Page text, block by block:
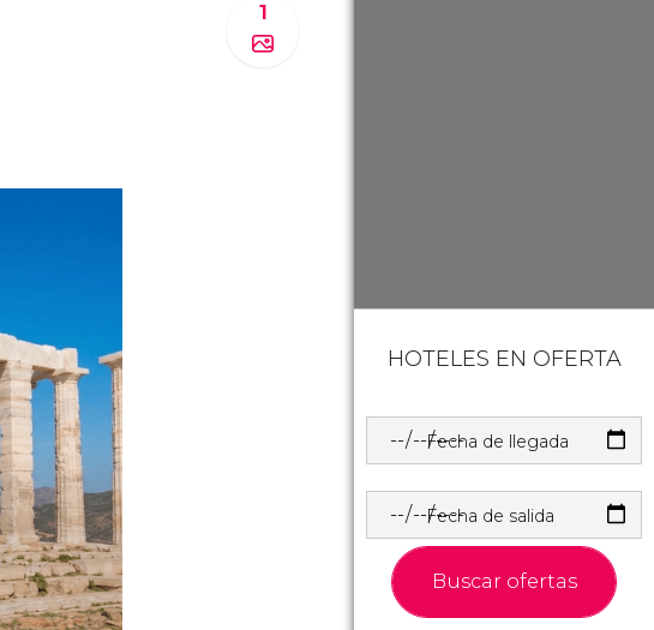
1
HOTELES EN OFERTA
Fecha de llegada
Fecha de salida
Buscar ofertas